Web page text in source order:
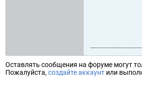
Оставлять сообщения на форуме могут
Пожалуйста, создайте аккаунт или